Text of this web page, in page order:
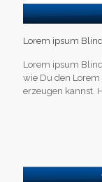
Lorem ipsum
Lorem ipsum
wie Du den
erzeugen kannst.